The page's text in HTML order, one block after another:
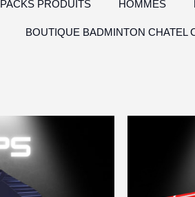
PACKS PRODUITS HOMMES
BOUTIQUE BADMINTON CHATEL